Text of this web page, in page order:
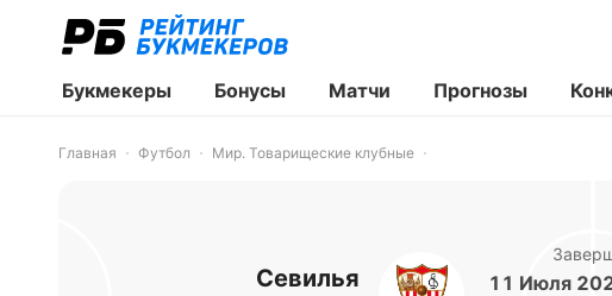
Букмекеры Бонусы Матчи Прогнозы
Главная Футбол Мир. Товарищеские клубные
Севилья 11 Июля